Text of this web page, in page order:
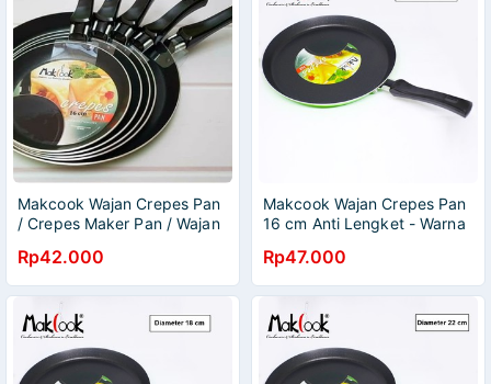
Makcook Wajan Crepes Pan
/ Crepes Maker Pan / Wajan
Penggorengan Anti Lengket
Rp42.000
Makcook Wajan Crepes Pan
16 cm Anti Lengket - Warna
Rp47.000